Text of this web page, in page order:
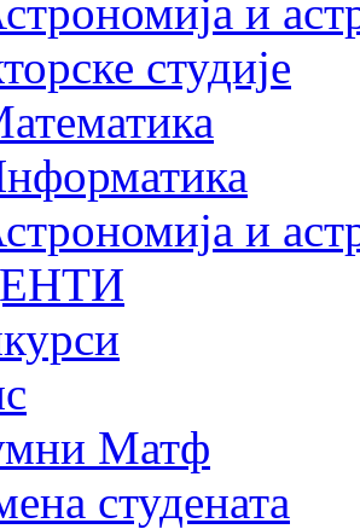
и
студије
и
Матф
студената